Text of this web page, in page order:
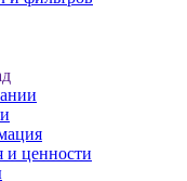
и ценности